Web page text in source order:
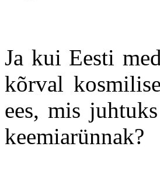
Ja kui Eesti
kõrval
ees, mis
keemiarünnak?